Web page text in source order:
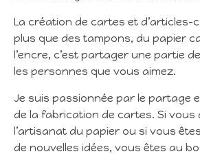
La création de cartes et d’articles-
plus que des tampons, du papier
l’encre, c’est partager une partie
les personnes que vous aimez.
Je suis passionnée par le partage
de la fabrication de cartes. Si vous
l’artisanat du papier ou si vous
de nouvelles idées, vous êtes au